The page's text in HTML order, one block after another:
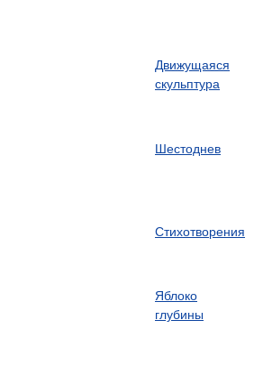
Движущаяся
скульптура
Шестоднев
Cтихотворения
Яблоко
глубины